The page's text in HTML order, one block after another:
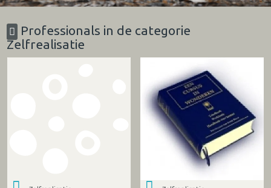
Professionals in de categorie
Zelfrealisatie